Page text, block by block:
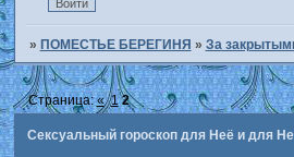
» ПОМЕСТЬЕ БЕРЕГИНЯ » За
Сексуальный гороскоп для Неё и для
Страница:« 1 2